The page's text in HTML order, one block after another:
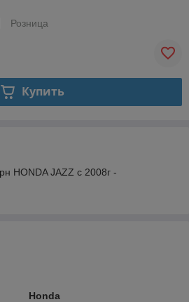
Розница
Купить
HONDA JAZZ с 2008г -
Honda